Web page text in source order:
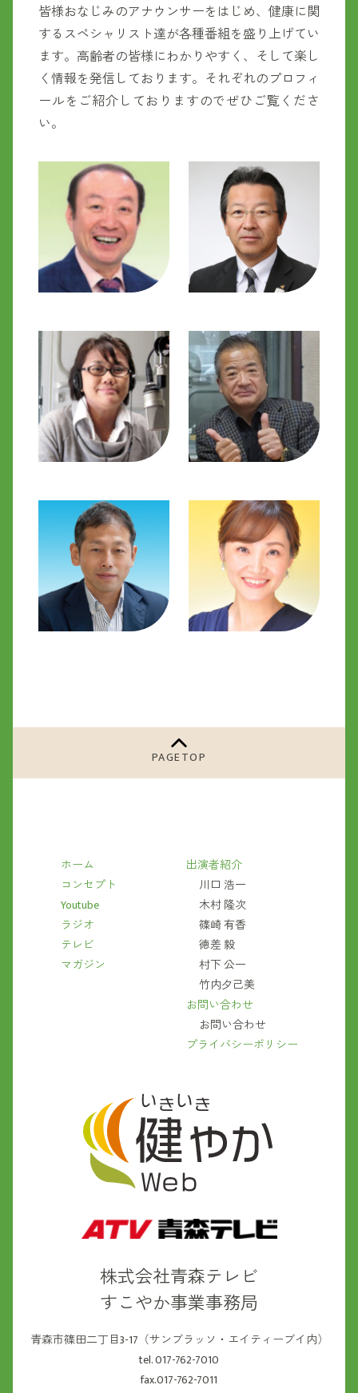
皆様おなじみのアナウンサーをはじめ、健康に関
するスペシャリスト達が各種番組を盛り上げてい
ます。高齢者の皆様にわかりやすく、そして楽し
く情報を発信しております。それぞれのプロフィ
ールをご紹介しておりますのでぜひご覧くださ
い。
PAGETOP
株式会社青森テレビ
すこやか事業事務局
青森市篠田二丁目3-17（サンブラッソ・エイティーブイ内）
tel. 017-762-7010
fax.017-762-7011
ホーム
コンセプト
Youtube
ラジオ
テレビ
マガジン
出演者紹介
川口 浩一
木村 隆次
篠崎 有香
徳差 毅
村下 公一
竹内夕己美
お問い合わせ
お問い合わせ
プライバシーポリシー